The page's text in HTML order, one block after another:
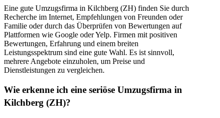
Eine gute Umzugsfirma in Kilchberg (ZH) finden Sie durch
Recherche im Internet, Empfehlungen von Freunden oder
Familie oder durch das Überprüfen von Bewertungen auf
Plattformen wie Google oder Yelp. Firmen mit positiven
Bewertungen, Erfahrung und einem breiten
Leistungsspektrum sind eine gute Wahl. Es ist sinnvoll,
mehrere Angebote einzuholen, um Preise und
Dienstleistungen zu vergleichen.
Wie erkenne ich eine seriöse Umzugsfirma in
Kilchberg (ZH)?